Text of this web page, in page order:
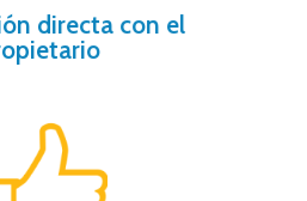
directa con el